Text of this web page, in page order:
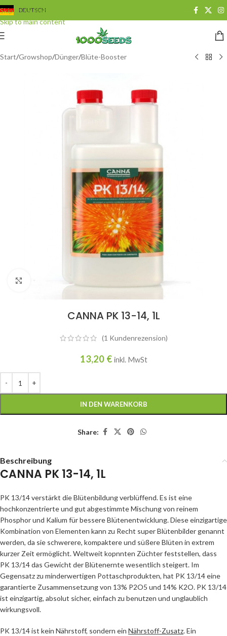
Skip to navigation
Skip to main content
DEUTSCH
Start/Growshop/Dünger/Blüte-Booster
Click to enlarge
CANNA PK 13-14, 1L
(1 Kundenrezension)
13,20 € inkl. MwSt
IN DEN WARENKORB
Share:
Beschreibung
CANNA PK 13-14, 1L
PK 13/14 verstärkt die Blütenbildung verblüffend. Es ist eine
hochkonzentrierte und gut abgestimmte Mischung von reinem
Phosphor und Kalium für bessere Blütenentwicklung. Diese einzigartige
Kombination von Elementen kann zu Recht super Blütenbilder genannt
werden, da sie schwerere, kompaktere und süßere Blüten in extrem
kurzer Zeit ermöglicht. Weltweit kopnnten Züchter feststellen, dass
PK 13/14 das Gewicht der Blütenernte wesentlich steigert. Im
Gegensatz zu minderwertigen Pottaschprodukten, hat PK 13/14 eine
garantierte Zusammensetzung von 13% P2O5 und 14% K2O. PK 13/14
ist einzigartig, absolut sicher, einfach zu benutzen und unglaublich
wirkungsvoll.
PK 13/14 ist kein Nährstoff, sondern ein Nährstoff-Zusatz. Ein